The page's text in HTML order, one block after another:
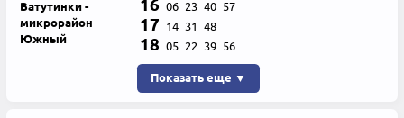
Ватутинки -
микрорайон
Южный
16 06 23 40 57
17 14 31 48
18 05 22 39 56
Показать еще ▼